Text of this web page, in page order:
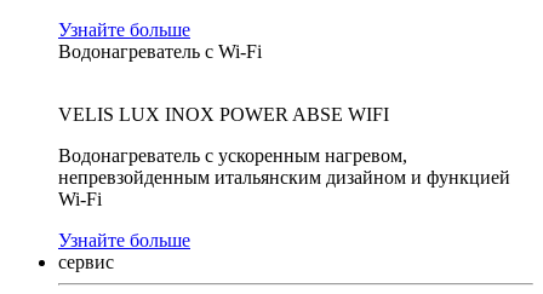
Узнайте больше
Водонагреватель с Wi-Fi
VELIS LUX INOX POWER ABSE WIFI
Водонагреватель с ускоренным нагревом,
непревзойденным итальянским дизайном и функцией
Wi-Fi
Узнайте больше
сервис